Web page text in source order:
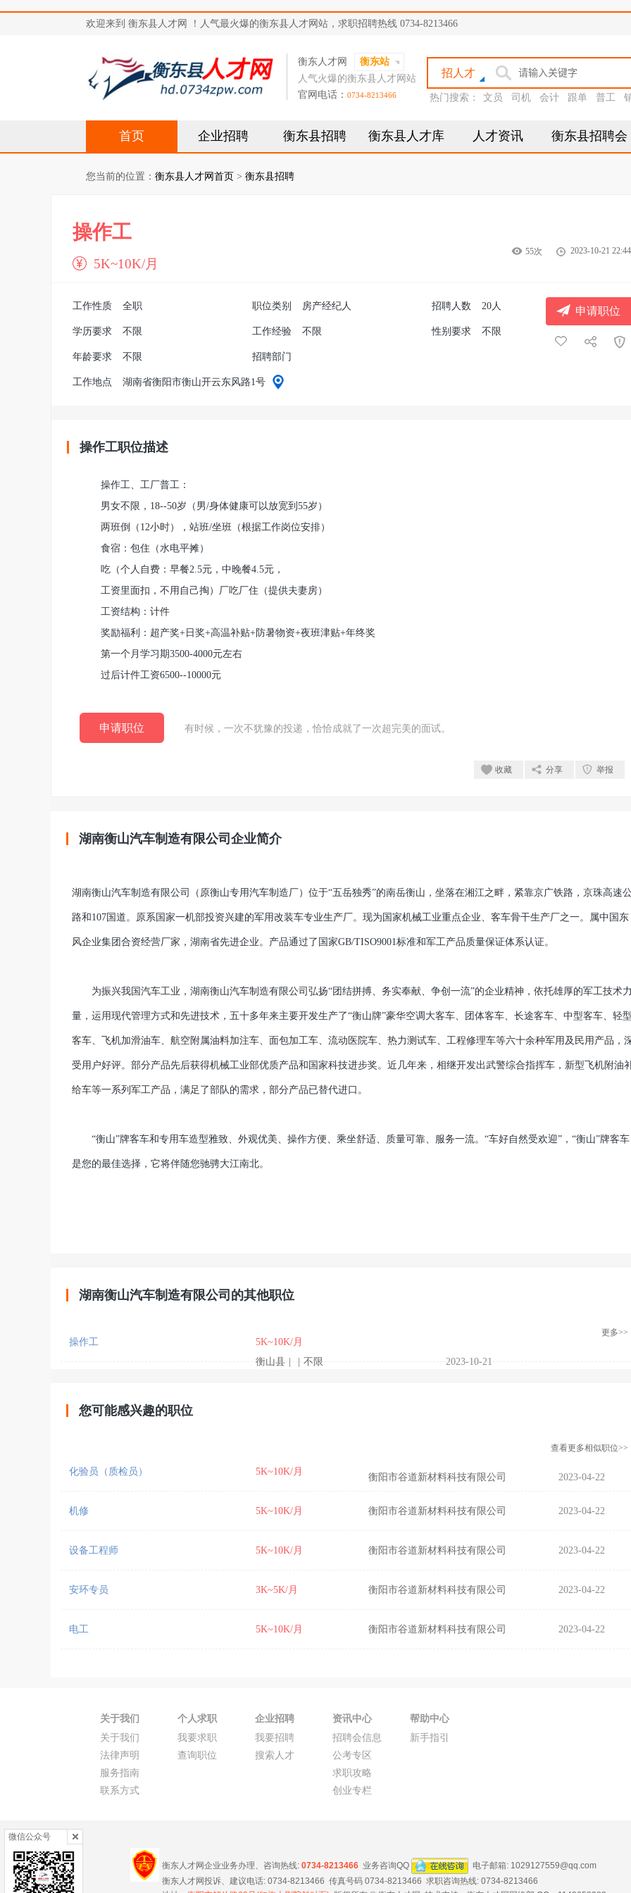
欢迎来到 衡东县人才网 ！人气最火爆的衡东县人才网站，求职招聘热线 0734-8213466
衡东人才网
衡东站
人气火爆的衡东县人才网站
官网电话： 0734-8213466
招人才
热门搜索： 文员 司机 会计 跟单 普工
首页 企业招聘 衡东县招聘 衡东县人才库 人才资讯 衡东县招聘会
您当前的位置： 衡东县人才网首页 > 衡东县招聘
2023-10-21
55次
操作工
5K~10K/月
申请职位
工作性质 全职 职位类别 房产经纪人 招聘人数 20人
学历要求 不限 工作经验 不限 性别要求 不限
年龄要求 不限 招聘部门
工作地点 湖南省衡阳市衡山开云东风路1号
操作工职位描述
操作工、工厂普工：
男女不限，18--50岁（男/身体健康可以放宽到55岁）
两班倒（12小时），站班/坐班（根据工作岗位安排）
食宿：包住（水电平摊）
吃（个人自费：早餐2.5元，中晚餐4.5元，
工资里面扣，不用自己掏）厂吃厂住（提供夫妻房）
工资结构：计件
奖励福利：超产奖+日奖+高温补贴+防暑物资+夜班津贴+年终奖
第一个月学习期3500-4000元左右
过后计件工资6500--10000元
申请职位 有时候，一次不犹豫的投递，恰恰成就了一次超完美的面试。
收藏 分享 举报
湖南衡山汽车制造有限公司企业简介
湖南衡山汽车制造有限公司（原衡山专用汽车制造厂）位于“五岳独秀”的南岳衡山，坐落在湘江之畔，紧靠京广铁路，京珠高速
路和107国道。原系国家一机部投资兴建的军用改装车专业生产厂。现为国家机械工业重点企业、客车骨干生产厂之一。属中国东
风企业集团合资经营厂家，湖南省先进企业。产品通过了国家GB/TISO9001标准和军工产品质量保证体系认证。
为振兴我国汽车工业，湖南衡山汽车制造有限公司弘扬“团结拼搏、务实奉献、争创一流”的企业精神，依托雄厚的军工技术力
量，运用现代管理方式和先进技术，五十多年来主要开发生产了“衡山牌”豪华空调大客车、团体客车、长途客车、中型客车、轻型
客车、飞机加滑油车、航空附属油料加注车、面包加工车、流动医院车、热力测试车、工程修理车等六十余种军用及民用产品，
受用户好评。部分产品先后获得机械工业部优质产品和国家科技进步奖。近几年来，相继开发出武警综合指挥车，新型飞机附油
给车等一系列军工产品，满足了部队的需求，部分产品已替代进口。
“衡山”牌客车和专用车造型雅致、外观优美、操作方便、乘坐舒适、质量可靠、服务一流。“车好自然受欢迎”，“衡山”牌客车
是您的最佳选择，它将伴随您驰骋大江南北。
湖南衡山汽车制造有限公司的其他职位
更多>>
操作工
5K~10K/月
衡山县
不限 2023-10-21
您可能感兴趣的职位
查看更多相似职位>>
化验员（质检员） 5K~10K/月
衡阳市谷道新材料科技有限公司 2023-04-22
机修 5K~10K/月 衡阳市谷道新材料科技有限公司 2023-04-22
设备工程师 5K~10K/月 衡阳市谷道新材料科技有限公司 2023-04-22
安环专员 3K~5K/月 衡阳市谷道新材料科技有限公司 2023-04-22
电工 5K~10K/月 衡阳市谷道新材料科技有限公司 2023-04-22
关于我们
关于我们
法律声明
服务指南
联系方式
个人求职
我要求职
查询职位
企业招聘
我要招聘
搜索人才
资讯中心
招聘会信息
公考专区
求职攻略
创业专栏
帮助中心
新手指引
衡东人才网企业业务办理、咨询热线: 0734-8213466 业务咨询QQ 电子邮箱: 1029127559@qq.com
衡东人才网投诉、建议电话: 0734-8213466 传真号码 0734-8213466 求职咨询热线: 0734-8213466
微信公众号